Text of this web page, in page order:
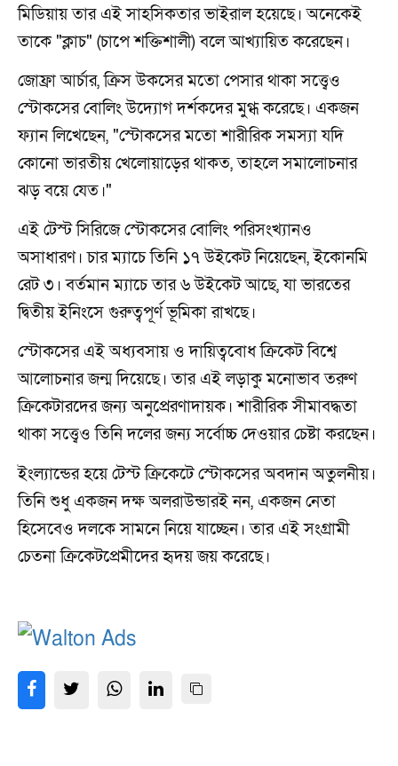
মিডিয়ায় তার এই সাহসিকতার ভাইরাল হয়েছে। অনেকেই
তাকে "ক্লাচ" (চাপে শক্তিশালী) বলে আখ্যায়িত করেছেন।
জোফ্রা আর্চার, ক্রিস উকসের মতো পেসার থাকা সত্ত্বেও
স্টোকসের বোলিং উদ্যোগ দর্শকদের মুগ্ধ করেছে। একজন
ফ্যান লিখেছেন, "স্টোকসের মতো শারীরিক সমস্যা যদি
কোনো ভারতীয় খেলোয়াড়ের থাকত, তাহলে সমালোচনার
ঝড় বয়ে যেত।"
এই টেস্ট সিরিজে স্টোকসের বোলিং পরিসংখ্যানও
অসাধারণ। চার ম্যাচে তিনি ১৭ উইকেট নিয়েছেন, ইকোনমি
রেট ৩। বর্তমান ম্যাচে তার ৬ উইকেট আছে, যা ভারতের
দ্বিতীয় ইনিংসে গুরুত্বপূর্ণ ভূমিকা রাখছে।
স্টোকসের এই অধ্যবসায় ও দায়িত্ববোধ ক্রিকেট বিশ্বে
আলোচনার জন্ম দিয়েছে। তার এই লড়াকু মনোভাব তরুণ
ক্রিকেটারদের জন্য অনুপ্রেরণাদায়ক। শারীরিক সীমাবদ্ধতা
থাকা সত্ত্বেও তিনি দলের জন্য সর্বোচ্চ দেওয়ার চেষ্টা করছেন।
ইংল্যান্ডের হয়ে টেস্ট ক্রিকেটে স্টোকসের অবদান অতুলনীয়।
তিনি শুধু একজন দক্ষ অলরাউন্ডারই নন, একজন নেতা
হিসেবেও দলকে সামনে নিয়ে যাচ্ছেন। তার এই সংগ্রামী
চেতনা ক্রিকেটপ্রেমীদের হৃদয় জয় করেছে।